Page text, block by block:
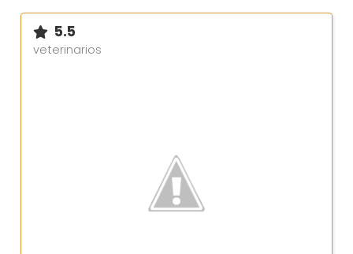
5.5
veterinarios